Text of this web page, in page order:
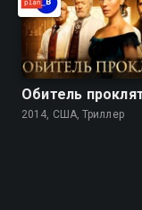
Обитель
2014, США, Триллер